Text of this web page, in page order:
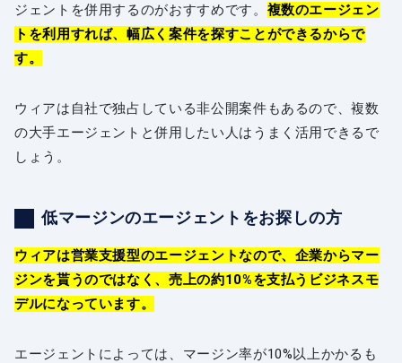
ジェントを併用するのがおすすめです。 複数のエージェン
トを利用すれば、幅広く案件を探すことができるからで
す。
ウィアは自社で独占している非公開案件もあるので、複数
の大手エージェントと併用したい人はうまく活用できるで
しょう。
低マージンのエージェントをお探しの方
ウィアは営業支援型のエージェントなので、企業からマー
ジンを貰うのではなく、売上の約10%を支払うビジネスモ
デルになっています。
エージェントによっては、マージン率が10%以上かかるも